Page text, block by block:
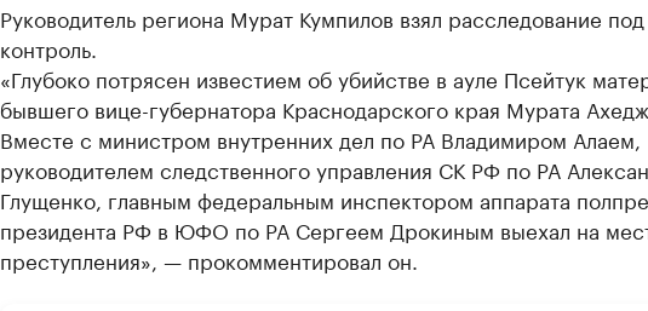
Руководитель региона Мурат Кумпилов взял расследование
контроль.
«Глубоко потрясен известием об убийстве в ауле Псейтук
бывшего вице-губернатора Краснодарского края Мурата
Вместе с министром внутренних дел по РА Владимиром Алаем,
руководителем следственного управления СК РФ по РА
Глущенко, главным федеральным инспектором аппарата
президента РФ в ЮФО по РА Сергеем Дрокиным выехал на
преступления», — прокомментировал он.